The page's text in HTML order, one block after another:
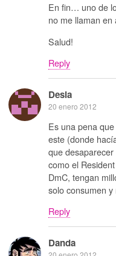
En fin… uno de
no me llaman
Salud!
Reply
Desia
20 enero 2012
Es una pena
este (donde
que
como el
DmC, tengan
solo consumen
Reply
Danda